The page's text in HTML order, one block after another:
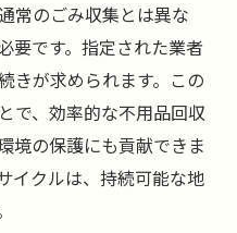
常のごみ収集とは異な
要です。指定された業者
きが求められます。この
で、効率的な不用品回収
境の保護にも貢献できま
イクルは、持続可能な地